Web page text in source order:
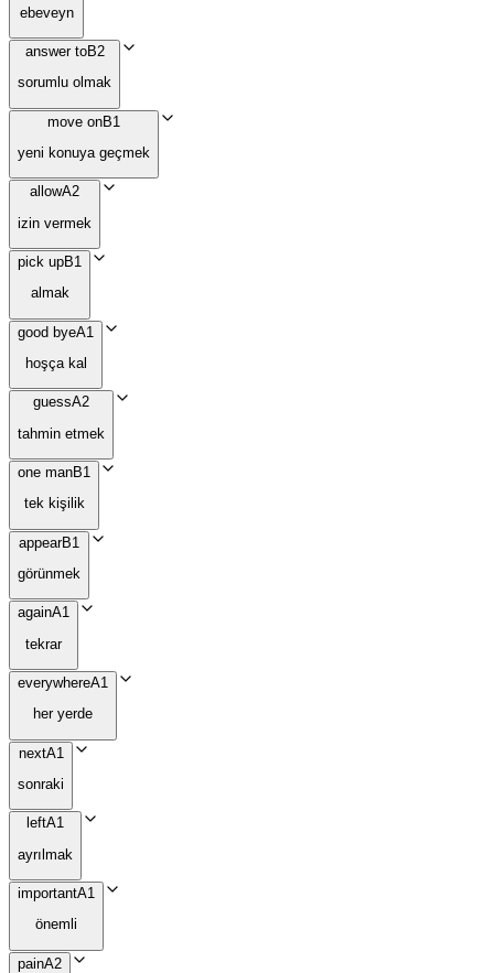
ebeveyn
answer toB2
sorumlu olmak
move onB1
yeni konuya geçmek
allowA2
izin vermek
pick upB1
almak
good byeA1
hoşça kal
guessA2
tahmin etmek
one manB1
tek kişilik
appearB1
görünmek
againA1
tekrar
everywhereA1
her yerde
nextA1
sonraki
leftA1
ayrılmak
importantA1
önemli
painA2